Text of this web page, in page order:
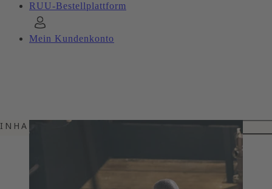
RUU-Bestellplattform
Mein Kundenkonto
INHALTSVERZEICHNIS